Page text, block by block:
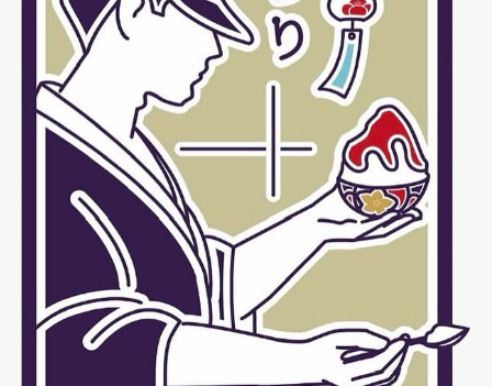
姉と弟で毎朝ひとつきひとつき。
大事に楽しくついたお餅と、
ふんわりこんもりかき氷で
皆様のお越しを心よりお待ちしております。